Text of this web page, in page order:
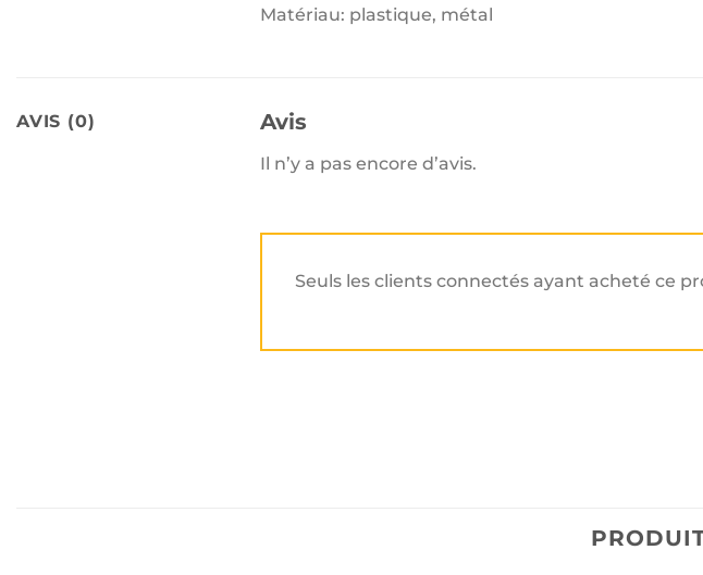
Matériau: plastique, métal
AVIS (0) Avis
Il n’y a pas encore d’avis.
Seuls les clients connectés ayant acheté ce